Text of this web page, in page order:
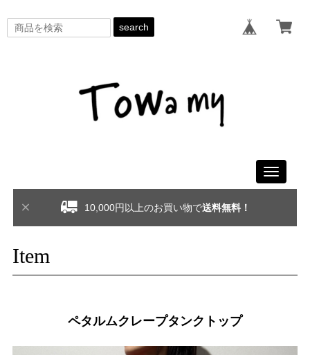
search
Toggle
10,000円以上のお買い物で送料無料！
Item
ペタルムクレープタンクトップ